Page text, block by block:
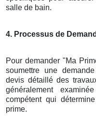
salle de bain.
4. Processus de
Pour demander "Ma
soumettre une
devis détaillé des
généralement
compétent qui
prime.